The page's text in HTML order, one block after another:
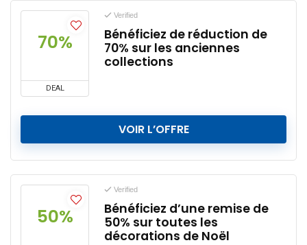
70%
DEAL
Verified
Bénéficiez de réduction de
70% sur les anciennes
collections
VOIR L’OFFRE
50%
Verified
Bénéficiez d’une remise de
50% sur toutes les
décorations de Noël